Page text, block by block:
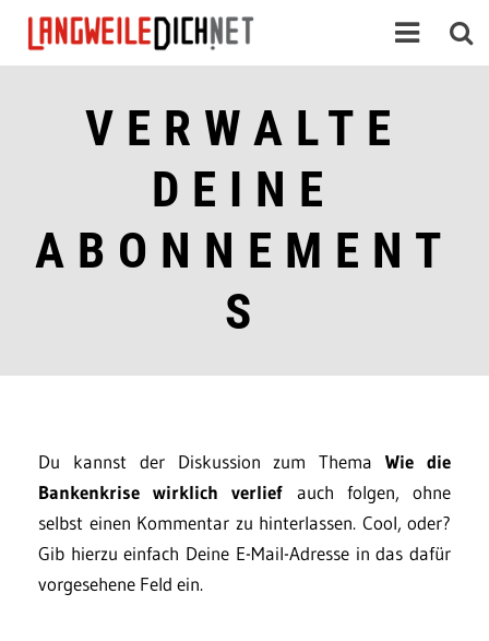
VERWALTE
DEINE
ABONNEMENT
S
Du kannst der Diskussion zum ThemaWie die
Bankenkrise wirklich verlief auch folgen, ohne
selbst einen Kommentar zu hinterlassen. Cool, oder?
Gib hierzu einfach Deine E-Mail-Adresse in das dafür
vorgesehene Feld ein.